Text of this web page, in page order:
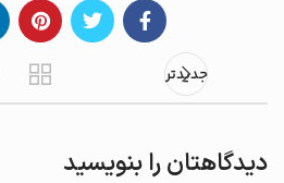
جدیدتر
دیدگاهتان را بنویسید